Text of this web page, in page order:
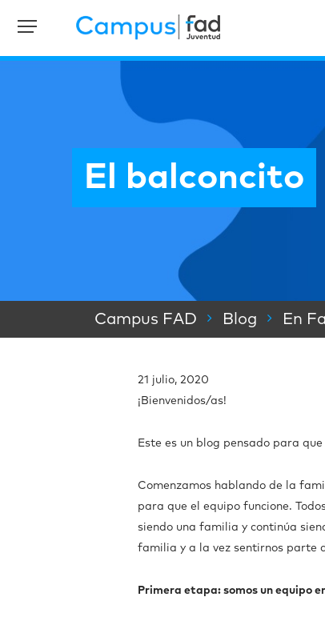
El balconcito
Campus FAD Blog En
21 julio, 2020
¡Bienvenidos/as!
Este es un blog pensado para
Comenzamos hablando de la
para que el equipo funcione.
siendo una familia y continúa
familia y a la vez sentirnos parte
Primera etapa: somos un equipo